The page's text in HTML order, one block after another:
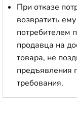
При отказе
возвратить
потребителем
продавца на
товара, не
предъявления
требования.